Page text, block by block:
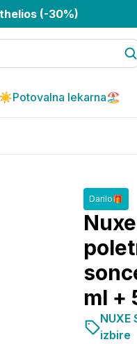
(-30%)
Potovalna lekarna🏖️
Darilo🎁
ml +
izbire